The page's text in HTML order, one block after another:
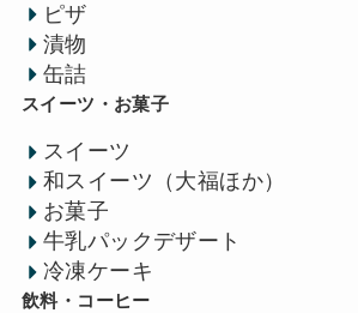
ピザ
漬物
缶詰
スイーツ・お菓子
スイーツ
和スイーツ（大福ほか）
お菓子
牛乳パックデザート
冷凍ケーキ
飲料・コーヒー